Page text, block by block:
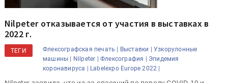
Nilpeter отказывается от участия в выставках в
2022 г.
ТЕГИ Флексографская печать | Выставки | Узкорулонные
машины | Nilpeter | Флексография | Эпидемия
коронавируса | Labelexpo Europe 2022 |